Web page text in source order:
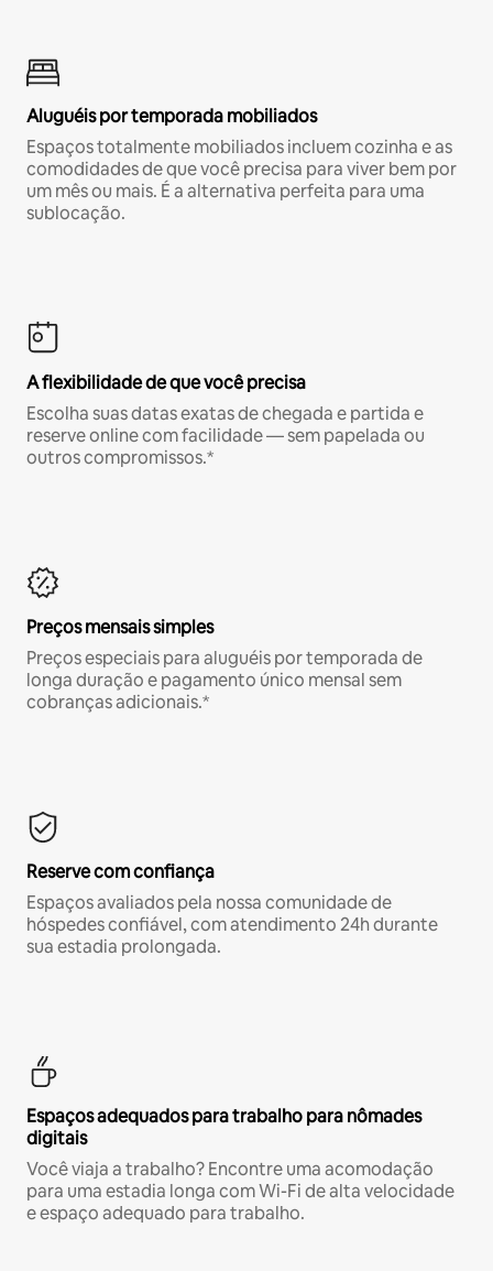
Aluguéis por temporada mobiliados
Espaços totalmente mobiliados incluem cozinha e as
comodidades de que você precisa para viver bem por
um mês ou mais. É a alternativa perfeita para uma
sublocação.
A flexibilidade de que você precisa
Escolha suas datas exatas de chegada e partida e
reserve online com facilidade — sem papelada ou
outros compromissos.*
Preços mensais simples
Preços especiais para aluguéis por temporada de
longa duração e pagamento único mensal sem
cobranças adicionais.*
Reserve com confiança
Espaços avaliados pela nossa comunidade de
hóspedes confiável, com atendimento 24h durante
sua estadia prolongada.
Espaços adequados para trabalho para nômades
digitais
Você viaja a trabalho? Encontre uma acomodação
para uma estadia longa com Wi-Fi de alta velocidade
e espaço adequado para trabalho.